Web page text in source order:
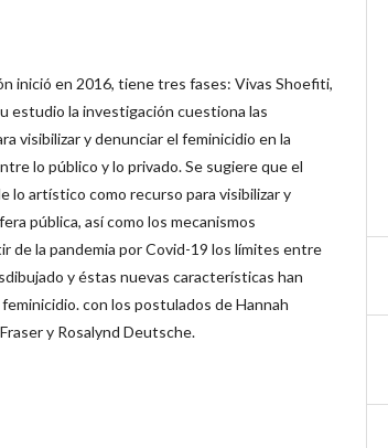
inició en 2016, tiene tres fases: Vivas Shoefiti,
estudio la investigación cuestiona las
visibilizar y denunciar el feminicidio en la
lo público y lo privado. Se sugiere que el
lo artístico como recurso para visibilizar y
pública, así como los mecanismos
de la pandemia por Covid-19 los límites entre
y éstas nuevas características han
con los postulados de Hannah
y Rosalynd Deutsche.